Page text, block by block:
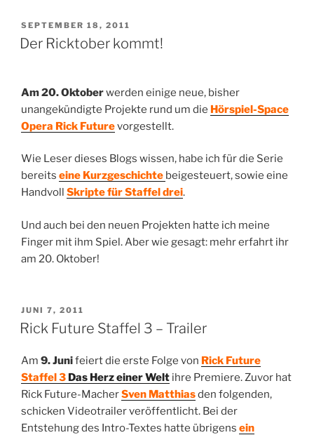
VERÖFFENTLICHT
AM
SEPTEMBER 18, 2011
Der Ricktober kommt!
Am 20. Oktoberwerden einige neue, bisher
unangekündigte Projekte rund um die Hörspiel-Space
Opera Rick Futurevorgestellt.
Wie Leser dieses Blogs wissen, habe ich für die Serie
bereits eine Kurzgeschichte beigesteuert, sowie eine
Handvoll Skripte für Staffel drei.
Und auch bei den neuen Projekten hatte ich meine
Finger mit ihm Spiel. Aber wie gesagt: mehr erfahrt ihr
am 20. Oktober!
VERÖFFENTLICHT
AM
JUNI 7, 2011
Rick Future Staffel 3 – Trailer
Am 9. Junifeiert die erste Folge von Rick Future
Staffel 3 Das Herz einer Welt ihre Premiere. Zuvor hat
Rick Future-MacherSven Matthiasden folgenden,
schicken Videotrailer veröffentlicht. Bei der
Entstehung des Intro-Textes hatte übrigens ein